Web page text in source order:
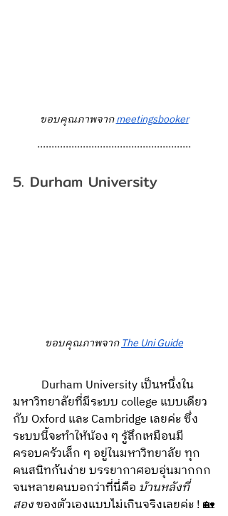
ขอบคุณภาพจาก meetingsbooker
......................................................
5. Durham University
ขอบคุณภาพจาก The Uni Guide
Durham University เป็นหนึ่งใน
มหาวิทยาลัยที่มีระบบ college แบบเดียว
กับ Oxford และ Cambridge เลยค่ะ ซึ่ง
ระบบนี้จะทำให้น้อง ๆ รู้สึกเหมือนมี
ครอบครัวเล็ก ๆ อยู่ในมหาวิทยาลัย ทุก
คนสนิทกันง่าย บรรยากาศอบอุ่นมากกก
จนหลายคนบอกว่าที่นี่คือ บ้านหลังที่
สอง ของตัวเองแบบไม่เกินจริงเลยค่ะ ! 🏡